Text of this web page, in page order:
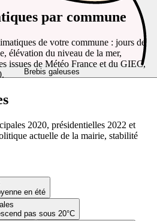
Brebis galeuses
en été
pas sous 20°C
par commune
de votre commune : jours de
élévation du niveau de la mer,
issues de Météo France et du GIEC,
2020, présidentielles 2022 et
actuelle de la mairie, stabilité